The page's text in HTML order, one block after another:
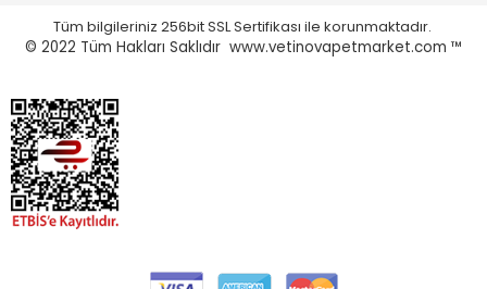
Tüm bilgileriniz 256bit SSL Sertifikası ile korunmaktadır.
© 2022 Tüm Hakları Saklıdır www.vetinovapetmarket.com ™